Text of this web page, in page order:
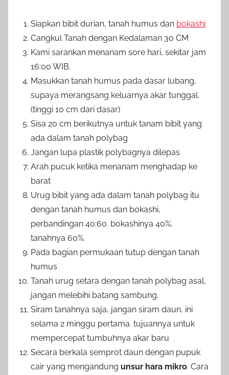
Siapkan bibit durian, tanah humus dan bokashi
Cangkul Tanah dengan Kedalaman 30 CM
Kami sarankan menanam sore hari, sekitar jam
16:00 WIB.
Masukkan tanah humus pada dasar lubang,
supaya merangsang keluarnya akar tunggal.
(tinggi 10 cm dari dasar)
Sisa 20 cm berikutnya untuk tanam bibit yang
ada dalam tanah polybag
Jangan lupa plastik polybagnya dilepas
Arah pucuk ketika menanam menghadap ke
barat
Urug bibit yang ada dalam tanah polybag itu
dengan tanah humus dan bokashi,
perbandingan 40:60. bokashinya 40%,
tanahnya 60%.
Pada bagian permukaan tutup dengan tanah
humus
Tanah urug setara dengan tanah polybag asal,
jangan melebihi batang sambung.
Siram tanahnya saja, jangan siram daun, ini
selama 2 minggu pertama. tujuannya untuk
mempercepat tumbuhnya akar baru
Secara berkala semprot daun dengan pupuk
cair yang mengandung unsur hara mikro. Cara